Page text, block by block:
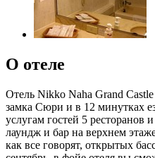
О отеле
Отель Nikko Naha Grand
замка Сюри и в 12 минутках
услугам гостей 5 ресторанов
лаундж и бар на верхнем
как все говорят, открытых